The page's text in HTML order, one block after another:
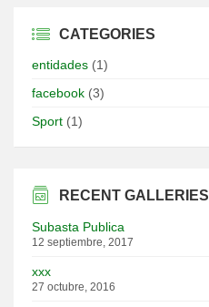
CATEGORIES
entidades (1)
facebook (3)
Sport (1)
RECENT GALLERIES
Subasta Publica
12 septiembre, 2017
xxx
27 octubre, 2016